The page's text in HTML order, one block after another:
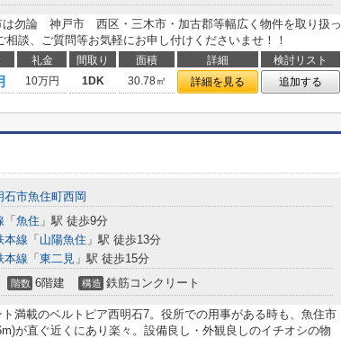
は勿論 神戸市 西区・三木市・加古郡等幅広く物件を取り扱っ
相談、ご質問等お気軽にお申し付けくださいませ！！
礼金 間取り 面積 詳細
検討リスト
10万円 1DK 30.78㎡ 詳細を見る 追加する
石市魚住町西岡
「 魚住 」駅 徒歩9分
本線 「 山陽魚住 」駅 徒歩13分
本線 「 東二見 」駅 徒歩15分
階数 6階建 構造 鉄筋コンクリート
満載のベルトピア西明石7。役所での用事がある時も、魚住市
が直ぐ近くにあり楽々。設備良し・外観良しのイチオシの物